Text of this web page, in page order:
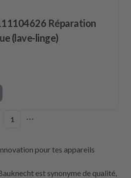
Réparation
(lave-linge)
1
pour tes appareils
est synonyme de qualité,